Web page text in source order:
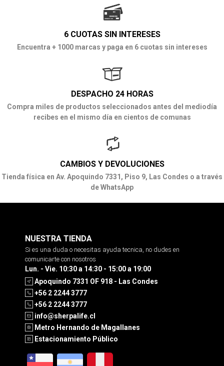
6 CUOTAS SIN INTERESES
Encuentra + 1000 marcas y paga en 6 cuotas sin intereses
DESPACHO 24 HORAS
Compra miles de productos seleccionados antes del mediodía
recibes en el mismo día en cientos de comunas
CAMBIOS Y DEVOLUCIONES
Tienda física en Av. Apoquindo 7331, Piso 9, Las Condes o a través
de WhatsApp
NUESTRA TIENDA
Si es una duda o necesitas ayuda tecnica, no dudes en
comunicarte con nosotros
Lun. - Vie. 10:30 a 14:30 - 15:00 a 19:00
Apoquindo 7331 OF 918 - Las Condes
+56 2 2244 3777
+56 2 2244 3777
info@sherpalife.cl
Metro Hernando de Magallanes
Estacionamiento Público